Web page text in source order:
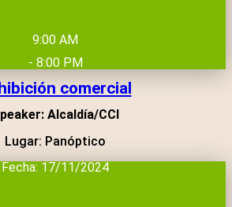
9:00 AM
- 8:00 PM
comercial
Alcaldía/CCI
Lugar: Panóptico
Fecha: 17/11/2024